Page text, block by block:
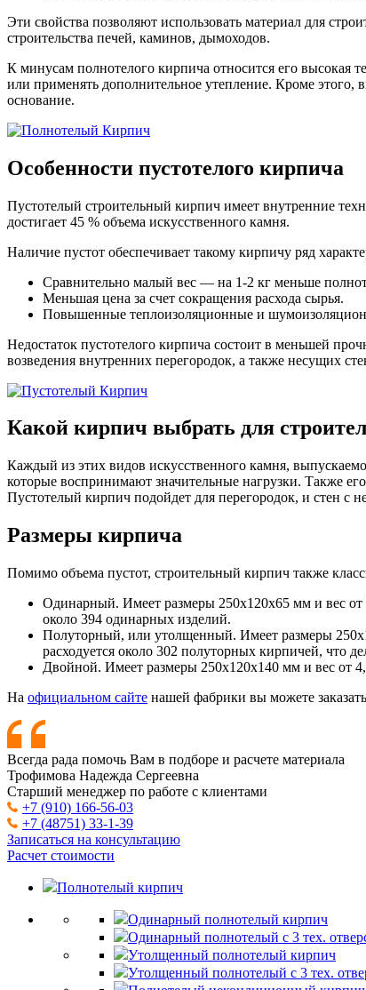
Эти свойства позволяют использовать материал для
строительства печей, каминов, дымоходов.
К минусам полнотелого кирпича относится его высокая
или применять дополнительное утепление. Кроме этого,
основание.
Особенности пустотелого кирпича
Пустотелый строительный кирпич имеет внутренние
достигает 45 % объема искусственного камня.
Наличие пустот обеспечивает такому кирпичу ряд
Сравнительно малый вес — на 1-2 кг меньше
Меньшая цена за счет сокращения расхода сырья.
Повышенные теплоизоляционные и
Недостаток пустотелого кирпича состоит в меньшей
возведения внутренних перегородок, а также несущих
Какой кирпич выбрать для
Каждый из этих видов искусственного камня,
которые воспринимают значительные нагрузки. Также
Пустотелый кирпич подойдет для перегородок, и стен с
Размеры кирпича
Помимо объема пустот, строительный кирпич также
Одинарный. Имеет размеры 250x120x65 мм и вес от
около 394 одинарных изделий.
Полуторный, или утолщенный. Имеет размеры
расходуется около 302 полуторных кирпичей, что
Двойной. Имеет размеры 250x120x140 мм и вес от
На официальном сайте нашей фабрики вы можете
Всегда рада помочь Вам в подборе и расчете материала
Трофимова Надежда Сергеевна
Старший менеджер по работе с клиентами
+7 (910) 166-56-03
+7 (48751) 33-1-39
Записаться на консультацию
Расчет стоимости
Полнотелый кирпич
Одинарный полнотелый кирпич
Одинарный полнотелый с 3 тех.
Утолщенный полнотелый кирпич
Утолщенный полнотелый с 3 тех.